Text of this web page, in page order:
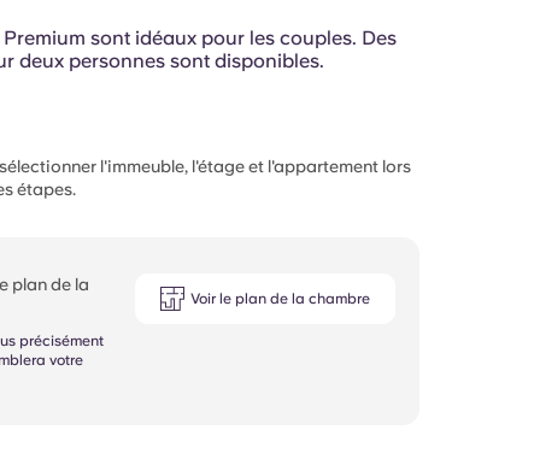
sont idéaux pour les couples. Des
deux personnes sont disponibles.
l'immeuble, l'étage et l'appartement lors
étapes.
plan de la
précisément
votre
Voir le plan de la chambre